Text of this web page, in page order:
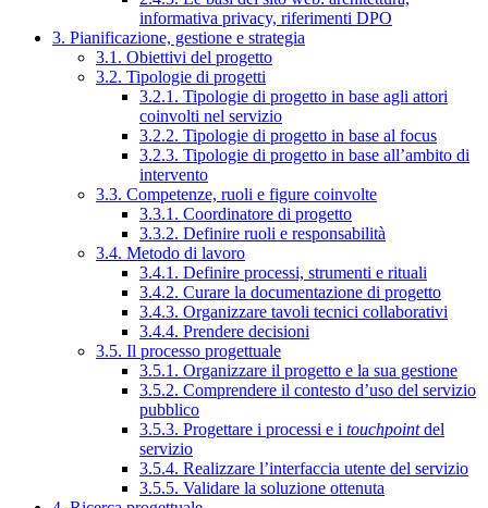
informativa privacy, riferimenti DPO
3. Pianificazione, gestione e strategia
3.1. Obiettivi del progetto
3.2. Tipologie di progetti
3.2.1. Tipologie di progetto in base agli attori
coinvolti nel servizio
3.2.2. Tipologie di progetto in base al focus
3.2.3. Tipologie di progetto in base all’ambito di
intervento
3.3. Competenze, ruoli e figure coinvolte
3.3.1. Coordinatore di progetto
3.3.2. Definire ruoli e responsabilità
3.4. Metodo di lavoro
3.4.1. Definire processi, strumenti e rituali
3.4.2. Curare la documentazione di progetto
3.4.3. Organizzare tavoli tecnici collaborativi
3.4.4. Prendere decisioni
3.5. Il processo progettuale
3.5.1. Organizzare il progetto e la sua gestione
3.5.2. Comprendere il contesto d’uso del servizio
pubblico
3.5.3. Progettare i processi e i touchpointdel
servizio
3.5.4. Realizzare l’interfaccia utente del servizio
3.5.5. Validare la soluzione ottenuta